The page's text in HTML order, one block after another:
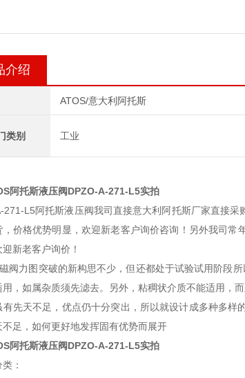
介绍
ATOS/意大利阿托斯
类别 工业
阿托斯液压阀DPZO-A-271-L5实拍
271-L5阿托斯液压阀我司直接意大利阿托斯厂家直接
，价格优势明显，欢迎新老客户询价咨询！另外我司
新老客户询价！
阀力图突破的新构思不少，但还都处于试验试用阶段
用，如属杂质须先滤去。另外，粘稠状介质不能适用，
有先天不足，优点仍十分突出，所以就设计成多种多
不足，如何更好地发挥固有优势而展开
阿托斯液压阀DPZO-A-271-L5实拍
：